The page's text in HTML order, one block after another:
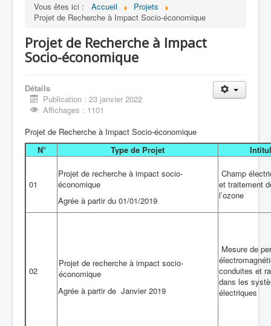
Vous êtes ici :
Accueil
Projets
Projet de Recherche à Impact Socio-économique
Projet de Recherche à Impact
Socio-économique
Détails
Publication : 23 janvier 2022
Affichages : 1101
Projet de Recherche à Impact Socio-économique
N°
Type de Projet
01
Projet de recherche à impact socio-
économique
Agrée à partir du 01/01/2019
Champ
et traitement
l’ozone
02
Projet de recherche à impact socio-
économique
Agrée à partir de Janvier 2019
Mesure de
conduites et
dans les
électriques